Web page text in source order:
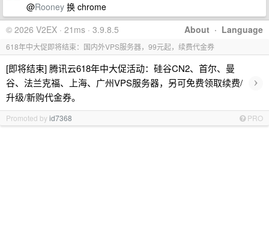
@Rooney 换 chrome
About · Language
© 2026 V2EX · 21ms · 3.9.8.5
618年中大促即将结束：国内外VPS服务器，99元起，续费代金券
[即将结束] 腾讯云618年中大促活动：硅谷CN2、首尔、曼
谷、法兰克福、上海、广州VPS服务器，另可免费领取续费/
升级/新购代金券。
›
Promoted byid7368 PRO